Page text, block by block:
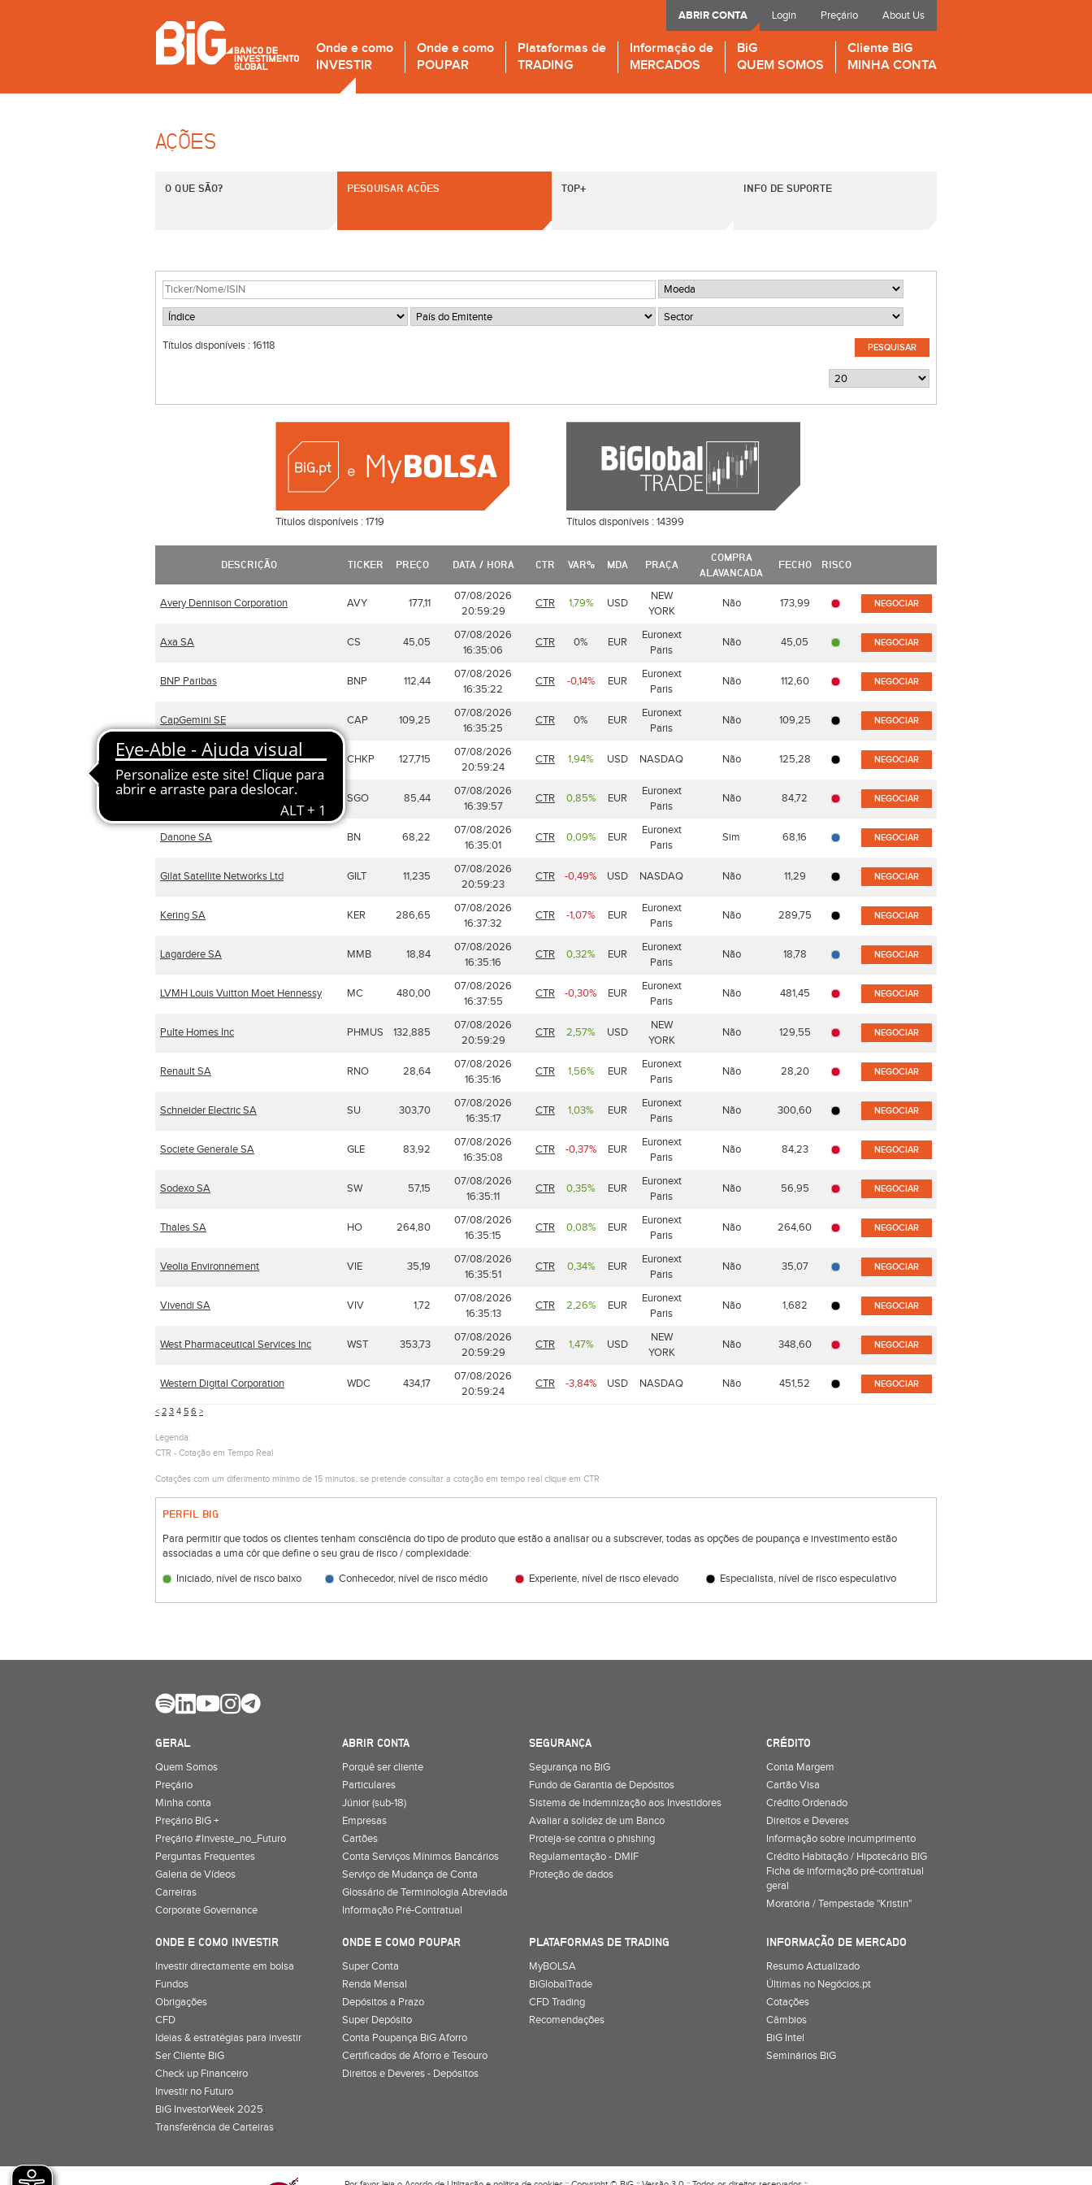
Login Preçário About Us
ABRIR CONTA
Onde e como
INVESTIR
Onde e como
POUPAR
Plataformas de
TRADING
Informação de
MERCADOS
BiG
QUEM SOMOS
Cliente BiG
MINHA CONTA
AÇÕES
O QUE SÃO? PESQUISAR AÇÕES TOP+ INFO DE SUPORTE
Títulos disponíveis : 16118
Títulos disponíveis :1719 Títulos disponíveis : 14399
DESCRIÇÃO TICKER PREÇO DATA / HORA CTR VAR% MDA PRAÇA
COMPRA
ALAVANCADA
FECHO RISCO
Avery Dennison Corporation AVY 177,11
07/08/2026
20:59:29
CTR 1,79% USD
NEW
YORK
Não 173,99 NEGOCIAR
Axa SA CS 45,05
07/08/2026
16:35:06
CTR 0% EUR
Euronext
Paris
Não 45,05 NEGOCIAR
BNP Paribas BNP 112,44
07/08/2026
16:35:22
CTR -0,14% EUR
Euronext
Paris
Não 112,60 NEGOCIAR
CapGemini SE CAP 109,25
07/08/2026
16:35:25
CTR 0% EUR
Euronext
Paris
Não 109,25 NEGOCIAR
Check Point SoftWare Technologies Ltd CHKP 127,715
07/08/2026
20:59:24
CTR 1,94% USD NASDAQ Não 125,28 NEGOCIAR
Compagnie de Saint - Gobain SGO 85,44
07/08/2026
16:39:57
CTR 0,85% EUR
Euronext
Paris
Não 84,72 NEGOCIAR
Danone SA BN 68,22
07/08/2026
16:35:01
CTR 0,09% EUR
Euronext
Paris
Sim 68,16 NEGOCIAR
Gilat Satellite Networks Ltd GILT 11,235
07/08/2026
20:59:23
CTR -0,49% USD NASDAQ Não 11,29 NEGOCIAR
Kering SA KER 286,65
07/08/2026
16:37:32
CTR -1,07% EUR
Euronext
Paris
Não 289,75 NEGOCIAR
Lagardere SA MMB 18,84
07/08/2026
16:35:16
CTR 0,32% EUR
Euronext
Paris
Não 18,78 NEGOCIAR
LVMH Louis Vuitton Moet Hennessy MC 480,00
07/08/2026
16:37:55
CTR -0,30% EUR
Euronext
Paris
Não 481,45 NEGOCIAR
Pulte Homes Inc PHMUS 132,885
07/08/2026
20:59:29
CTR 2,57% USD
NEW
YORK
Não 129,55 NEGOCIAR
Renault SA RNO 28,64
07/08/2026
16:35:16
CTR 1,56% EUR
Euronext
Paris
Não 28,20 NEGOCIAR
Schneider Electric SA SU 303,70
07/08/2026
16:35:17
CTR 1,03% EUR
Euronext
Paris
Não 300,60 NEGOCIAR
Societe Generale SA GLE 83,92
07/08/2026
16:35:08
CTR -0,37% EUR
Euronext
Paris
Não 84,23 NEGOCIAR
Sodexo SA SW 57,15
07/08/2026
16:35:11
CTR 0,35% EUR
Euronext
Paris
Não 56,95 NEGOCIAR
Thales SA HO 264,80
07/08/2026
16:35:15
CTR 0,08% EUR
Euronext
Paris
Não 264,60 NEGOCIAR
Veolia Environnement VIE 35,19
07/08/2026
16:35:51
CTR 0,34% EUR
Euronext
Paris
Não 35,07 NEGOCIAR
Vivendi SA VIV 1,72
07/08/2026
16:35:13
CTR 2,26% EUR
Euronext
Paris
Não 1,682 NEGOCIAR
West Pharmaceutical Services Inc WST 353,73
07/08/2026
20:59:29
CTR 1,47% USD
NEW
YORK
Não 348,60 NEGOCIAR
Western Digital Corporation WDC 434,17
07/08/2026
20:59:24
CTR -3,84% USD NASDAQ Não 451,52 NEGOCIAR
< 2 3 4 5 6 >
Legenda:
CTR - Cotação em Tempo Real
Cotações com um diferimento mínimo de 15 minutos, se pretende consultar a cotação em tempo real clique em CTR
PERFIL BIG
Para permitir que todos os clientes tenham consciência do tipo de produto que estão a analisar ou a subscrever, todas as opções de poupança e investimento estão
associadas a uma côr que define o seu grau de risco / complexidade:
Iniciado, nível de risco baixo
Conhecedor, nível de risco médio Experiente, nível de risco elevado Especialista, nível de risco especulativo
GERAL
Quem Somos
Preçário
Minha conta
Preçário BiG +
Preçário #Investe_no_Futuro
Perguntas Frequentes
Galeria de Vídeos
Carreiras
Corporate Governance
ABRIR CONTA
Porquê ser cliente
Particulares
Júnior (sub-18)
Empresas
Cartões
Conta Serviços Mínimos Bancários
Serviço de Mudança de Conta
Glossário de Terminologia Abreviada
Informação Pré-Contratual
SEGURANÇA
Segurança no BiG
Fundo de Garantia de Depósitos
Sistema de Indemnização aos Investidores
Avaliar a solidez de um Banco
Proteja-se contra o phishing
Regulamentação - DMIF
Proteção de dados
CRÉDITO
Conta Margem
Cartão Visa
Crédito Ordenado
Direitos e Deveres
Informação sobre incumprimento
Crédito Habitação / Hipotecário BIG
Ficha de informação pré-contratual
geral
Moratória / Tempestade "Kristin"
ONDE E COMO INVESTIR
Investir directamente em bolsa
Fundos
Obrigações
CFD
Ideias & estratégias para investir
Ser Cliente BiG
Check up Financeiro
Investir no Futuro
BiG InvestorWeek 2025;
Transferência de Carteiras;
ONDE E COMO POUPAR
Super Conta
Renda Mensal
Depósitos a Prazo
Super Depósito
Conta Poupança BiG Aforro
Certificados de Aforro e Tesouro
Direitos e Deveres - Depósitos
PLATAFORMAS DE TRADING
MyBOLSA
BiGlobalTrade
CFD Trading
Recomendações
INFORMAÇÃO DE MERCADO
Resumo Actualizado
Últimas no Negócios.pt
Cotações
Câmbios
BiG Intel
Seminários BiG